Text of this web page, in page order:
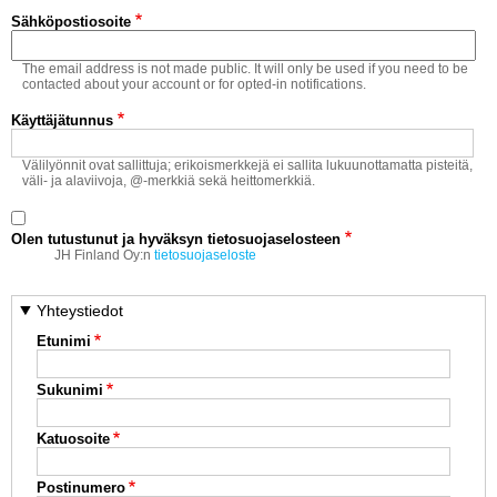
MUUT LAJIT
YLEISTÄ ALALTA
LUE DIGILEHDET
ASIAKASPALVELU JA
MEDIATIEDOT
YHTEYSTIEDOT
Sähköpostiosoite
The email address is not made public. It will only be used if you need to be
contacted about your account or for opted-in notifications.
Käyttäjätunnus
Välilyönnit ovat sallittuja; erikoismerkkejä ei sallita lukuunottamatta pisteitä,
väli- ja alaviivoja, @-merkkiä sekä heittomerkkiä.
Olen tutustunut ja hyväksyn tietosuojaselosteen
JH Finland Oy:ntietosuojaseloste
Yhteystiedot
Etunimi
Sukunimi
Katuosoite
Postinumero